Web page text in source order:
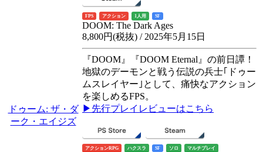
ドゥーム: ザ・ダ
ーク・エイジズ
FPS アクション 1人用 SF
DOOM: The Dark Ages
8,800円(税抜) / 2025年5月15日
『DOOM』『DOOM Eternal』の前日譚！
地獄のデーモンと戦う伝説の兵士｢ドゥー
ムスレイヤー｣として、痛快なアクション
を楽しめるFPS。
▶先行プレイレビューはこちら
アクションRPG ハクスラ SF ソロ マルチプレイ